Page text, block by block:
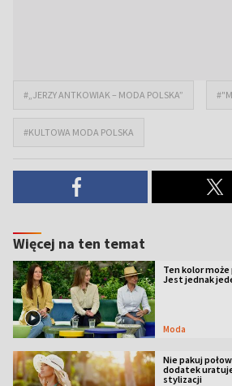
#„JERZY ANTKOWIAK – MODA POLSKA”
#KULTOWA MODA POLSKA
Więcej na ten temat
Ten kolor może
Jest jednak
Moda
Nie pakuj
dodatek
stylizacji